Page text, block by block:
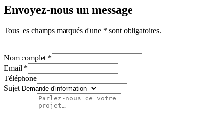
Envoyez-nous un message
Tous les champs marqués d'une * sont obligatoires.
Nom complet *
Email *
Téléphone
Sujet